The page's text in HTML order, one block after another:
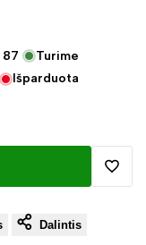
87
Turime
Išparduota
Dalintis